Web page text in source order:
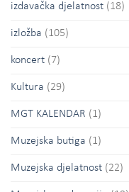
izdavačka djelatnost (18)
izložba (105)
koncert (7)
Kultura (29)
MGT KALENDAR (1)
Muzejska butiga (1)
Muzejska djelatnost (22)